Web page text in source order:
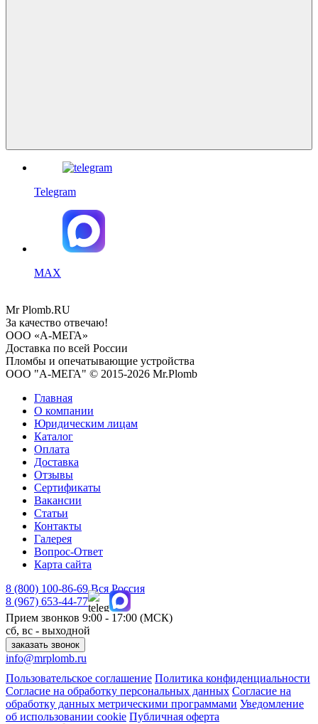
Telegram
MAX
MrPlomb.RU
За качество отвечаю!
ООО «А-МЕГА»
Доставка по всей России
Пломбы и опечатывающие устройства
ООО "А-МЕГА" © 2015-2026 Mr.Plomb
Главная
О компании
Юридическим лицам
Каталог
Оплата
Доставка
Отзывы
Сертификаты
Вакансии
Статьи
Контакты
Галерея
Вопрос-Ответ
Карта сайта
8 (800) 100-86-69 Вся Россия
8 (967) 653-44-77
Прием звонков 9:00 - 17:00 (МСК)
сб, вс - выходной
заказать звонок
info@mrplomb.ru
Пользовательское соглашение Политика конфиденциальности
Согласие на обработку персональных данных Согласие на
обработку данных метрическими программами Уведомление
об использовании cookie Публичная оферта